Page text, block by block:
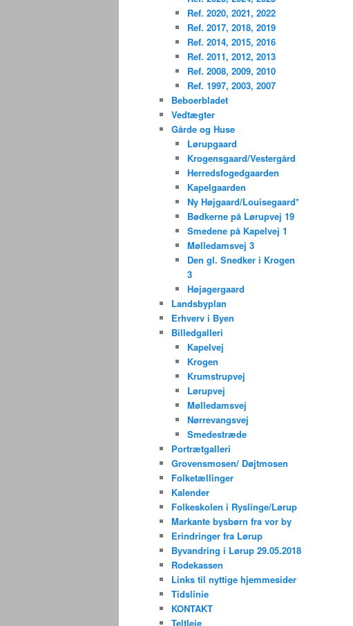
Ref. 2020, 2021, 2022
Ref. 2017, 2018, 2019
Ref. 2014, 2015, 2016
Ref. 2011, 2012, 2013
Ref. 2008, 2009, 2010
Ref. 1997, 2003, 2007
Beboerbladet
Vedtægter
Gårde og Huse
Lørupgaard
Krogensgaard/Vestergård
Herredsfogedgaarden
Kapelgaarden
Ny Højgaard/Louisegaard*
Bødkerne på Lørupvej 19
Smedene på Kapelvej 1
Mølledamsvej 3
Den gl. Snedker i Krogen
3
Højagergaard
Landsbyplan
Erhverv i Byen
Billedgalleri
Kapelvej
Krogen
Krumstrupvej
Lørupvej
Mølledamsvej
Nørrevangsvej
Smedestræde
Portrætgalleri
Grovensmosen/ Døjtmosen
Folketællinger
Kalender
Folkeskolen i Ryslinge/Lørup
Markante bysbørn fra vor by
Erindringer fra Lørup
Byvandring i Lørup 29.05.2018
Rodekassen
Links til nyttige hjemmesider
Tidslinie
KONTAKT
Teltleje